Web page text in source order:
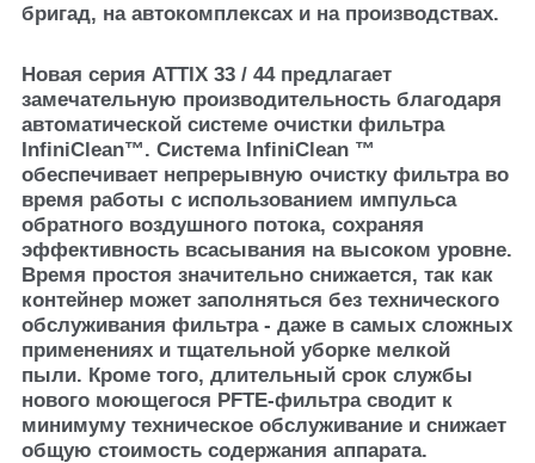
бригад, на автокомплексах и на производствах.
Новая серия ATTIX 33 / 44 предлагает
замечательную производительность благодаря
автоматической системе очистки фильтра
InfiniClean™. Система InfiniClean ™
обеспечивает непрерывную очистку фильтра во
время работы с использованием импульса
обратного воздушного потока, сохраняя
эффективность всасывания на высоком уровне.
Время простоя значительно снижается, так как
контейнер может заполняться без технического
обслуживания фильтра - даже в самых сложных
применениях и тщательной уборке мелкой
пыли. Кроме того, длительный срок службы
нового моющегося PFTE-фильтра сводит к
минимуму техническое обслуживание и снижает
общую стоимость содержания аппарата.